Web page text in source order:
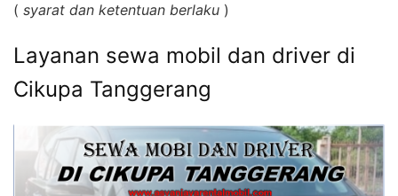
( syarat dan ketentuan berlaku )
Layanan sewa mobil dan driver di
Cikupa Tanggerang